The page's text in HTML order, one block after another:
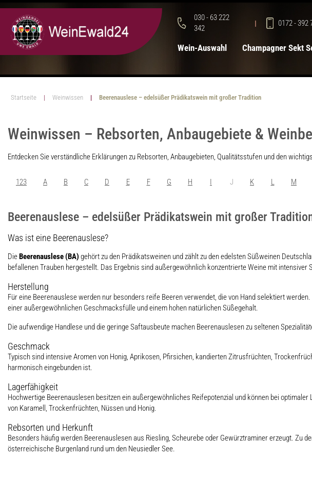
030 - 63 222
342
0172 - 392
Wein-Auswahl Champagner Sekt
Startseite Weinwissen Beerenauslese – edelsüßer Prädikatswein mit großer Tradition
Weinwissen – Rebsorten, Anbaugebiete &
Entdecken Sie verständliche Erklärungen zu Rebsorten, Anbaugebieten, Qualitätsstufen und den
123 A B C D E F G H I J K L M
Beerenauslese – edelsüßer Prädikatswein mit großer
Was ist eine Beerenauslese?
DieBeerenauslese (BA) gehört zu den Prädikatsweinen und zählt zu den edelsten Süßweinen
befallenen Trauben hergestellt. Das Ergebnis sind außergewöhnlich konzentrierte Weine mit
Herstellung
Für eine Beerenauslese werden nur besonders reife Beeren verwendet, die von Hand selektiert
einer außergewöhnlichen Geschmacksfülle und einem hohen natürlichen Süßegehalt.
Die aufwendige Handlese und die geringe Saftausbeute machen Beerenauslesen zu seltenen
Geschmack
Typisch sind intensive Aromen von Honig, Aprikosen, Pfirsichen, kandierten Zitrusfrüchten,
harmonisch eingebunden ist.
Lagerfähigkeit
Hochwertige Beerenauslesen besitzen ein außergewöhnliches Reifepotenzial und können bei
von Karamell, Trockenfrüchten, Nüssen und Honig.
Rebsorten und Herkunft
Besonders häufig werden Beerenauslesen aus Riesling, Scheurebe oder Gewürztraminer erzeugt. Zu
österreichische Burgenland rund um den Neusiedler See.